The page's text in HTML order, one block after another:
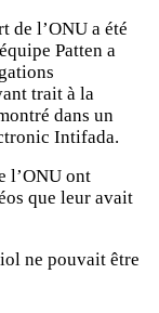
de l’ONU a été
Patten a
trait à la
dans un
Intifada.
l’ONU ont
que leur avait
ne pouvait être